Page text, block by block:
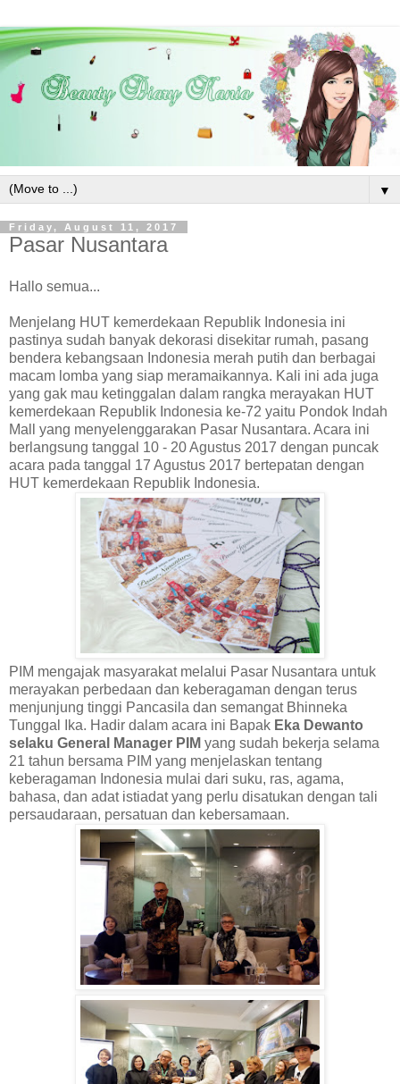
▼
Friday, August 11, 2017
Pasar Nusantara
Hallo semua...
Menjelang HUT kemerdekaan Republik Indonesia ini
pastinya sudah banyak dekorasi disekitar rumah, pasang
bendera kebangsaan Indonesia merah putih dan berbagai
macam lomba yang siap meramaikannya. Kali ini ada juga
yang gak mau ketinggalan dalam rangka merayakan HUT
kemerdekaan Republik Indonesia ke-72 yaitu Pondok Indah
Mall yang menyelenggarakan Pasar Nusantara. Acara ini
berlangsung tanggal 10 - 20 Agustus 2017 dengan puncak
acara pada tanggal 17 Agustus 2017 bertepatan dengan
HUT kemerdekaan Republik Indonesia.
PIM mengajak masyarakat melalui Pasar Nusantara untuk
merayakan perbedaan dan keberagaman dengan terus
menjunjung tinggi Pancasila dan semangat Bhinneka
Tunggal Ika. Hadir dalam acara ini Bapak Eka Dewanto
selaku General Manager PIM yang sudah bekerja selama
21 tahun bersama PIM yang menjelaskan tentang
keberagaman Indonesia mulai dari suku, ras, agama,
bahasa, dan adat istiadat yang perlu disatukan dengan tali
persaudaraan, persatuan dan kebersamaan.